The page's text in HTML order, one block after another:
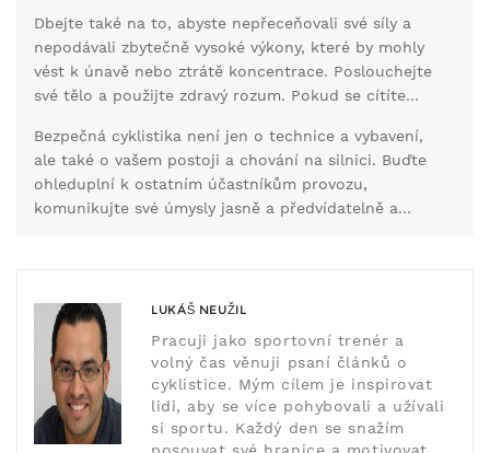
nebezpečí, jako jsou otevřené dveře zaparkovaných
aut nebo nepozorní chodci, může znamenat rozdíl
mezi bezpečným dojezdem a nepříjemnou nehodou.
Dbejte také na to, abyste nepřeceňovali své síly a
nepodávali zbytečně vysoké výkony, které by mohly
vést k únavě nebo ztrátě koncentrace. Poslouchejte
své tělo a použijte zdravý rozum. Pokud se cítíte
pokračovat později. Koneckonců, cyklistika by měla
být především radostí, nikoli nebezpečným
podnikáním.
Bezpečná cyklistika není jen o technice a vybavení,
ale také o vašem postoji a chování na silnici. Buďte
ohleduplní k ostatním účastníkům provozu,
komunikujte své úmysly jasně a předvídatelně a
LUKÁŠ NEUŽIL
Pracuji jako sportovní trenér a
volný čas věnuji psaní článků o
cyklistice. Mým cílem je inspirovat
lidi, aby se více pohybovali a užívali
si sportu. Každý den se snažím